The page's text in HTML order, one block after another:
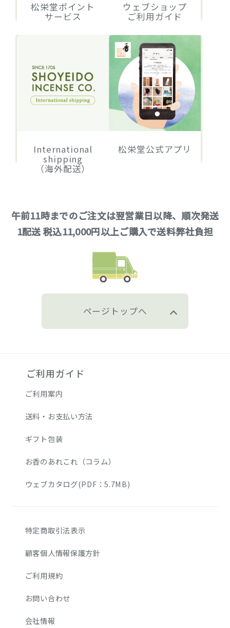
松栄堂ポイント
サービス
ウェブショップ
ご利用ガイド
International
shipping
（海外配送）
松栄堂公式アプリ
午前11時までのご注文は翌営業日以降、順次発送
1配送 税込11,000円以上ご購入で送料弊社負担
ページトップへ
ご利用ガイド
ご利用案内
送料・お支払い方法
ギフト包装
お香のあれこれ（コラム）
ウェブカタログ(PDF：5.7MB)
特定商取引法表示
顧客個人情報保護方針
ご利用規約
お問い合わせ
会社情報